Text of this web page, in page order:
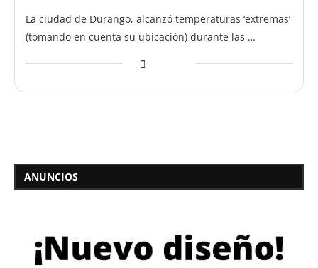
La ciudad de Durango, alcanzó temperaturas ‘extremas’
(tomando en cuenta su ubicación) durante las …
ANUNCIOS